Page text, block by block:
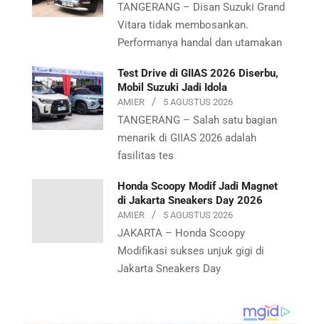
TANGERANG – Disan Suzuki Grand
Vitara tidak membosankan.
Performanya handal dan utamakan
Test Drive di GIIAS 2026 Diserbu,
Mobil Suzuki Jadi Idola
AMIER 5 AGUSTUS 2026
TANGERANG – Salah satu bagian
menarik di GIIAS 2026 adalah
fasilitas tes
Honda Scoopy Modif Jadi Magnet
di Jakarta Sneakers Day 2026
AMIER 5 AGUSTUS 2026
JAKARTA – Honda Scoopy
Modifikasi sukses unjuk gigi di
Jakarta Sneakers Day